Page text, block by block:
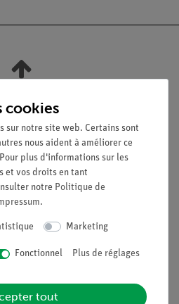
cookies
sur notre site web. Certains sont
nous aident à améliorer ce
plus d'informations sur les
et vos droits en tant
notre Politique de
.
Marketing
Fonctionnel Plus de réglages
tout